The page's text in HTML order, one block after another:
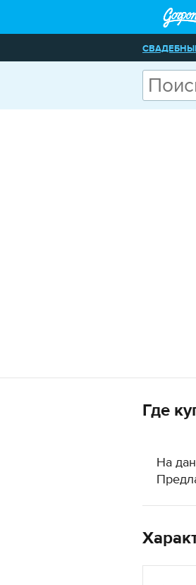
ПРОКАТ
Где
На